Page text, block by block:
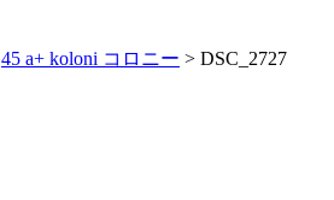
45 a+ koloni コロニー > DSC_2727